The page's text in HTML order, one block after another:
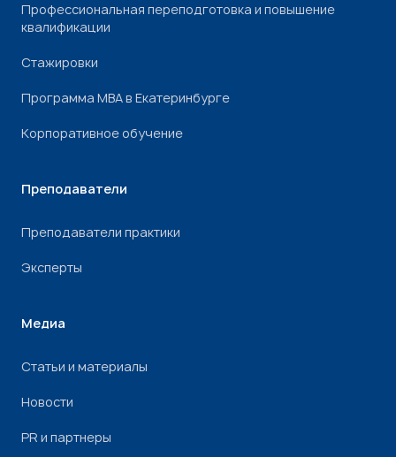
Профессиональная переподготовка и повышение
квалификации
Стажировки
Программа МВА в Екатеринбурге
Корпоративное обучение
Преподаватели
Преподаватели практики
Эксперты
Медиа
Статьи и материалы
Новости
PR и партнеры